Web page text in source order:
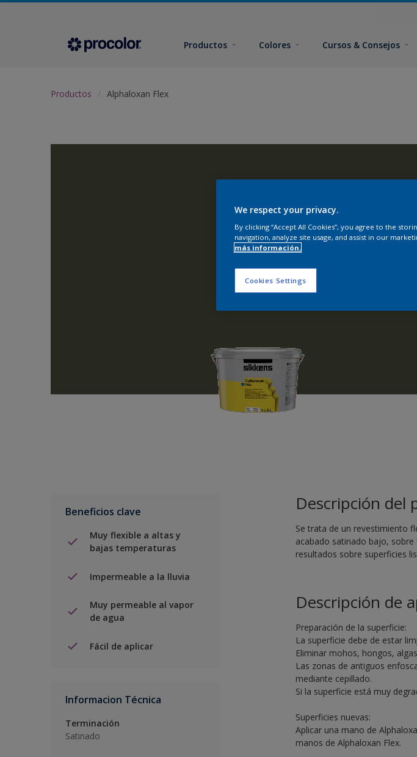
Productos Colores Cursos & Consejos
Productos Alphaloxan Flex
Beneficios clave
Muy flexible a altas y
bajas temperaturas
Impermeable a la lluvia
Muy permeable al vapor
de agua
Fácil de aplicar
Informacion Técnica
Terminación
Satinado
Descripción del
Se trata de un revestimiento
acabado satinado bajo, sobre
resultados sobre superficies
Descripción de
Preparación de la superficie:
La superficie debe de estar
Eliminar mohos, hongos,
Las zonas de antiguos
mediante cepillado.
Si la superficie está muy
Superficies nuevas:
Aplicar una mano de
manos de Alphaloxan Flex.
We respect your privacy.
By clicking “Accept All Cookies”, you agree to the
navigation, analyze site usage, and assist in our
más información.
Cookies Settings